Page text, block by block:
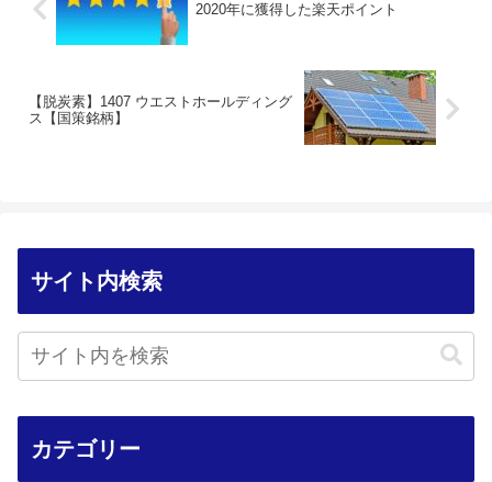
2020年に獲得した楽天ポイント
【脱炭素】1407 ウエストホールディング
ス【国策銘柄】
サイト内検索
カテゴリー